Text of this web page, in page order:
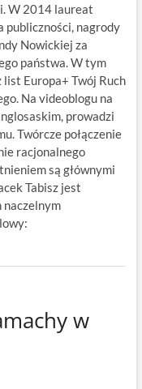
W 2014 laureat
publiczności, nagrody
Nowickiej za
państwa. W tym
list Europa+ Twój Ruch
Na videoblogu na
prowadzi
Twórcze połączenie
racjonalnego
są głównymi
Tabisz jest
naczelnym
w